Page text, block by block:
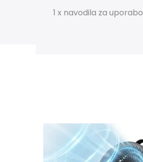
1 x navodila za uporabo